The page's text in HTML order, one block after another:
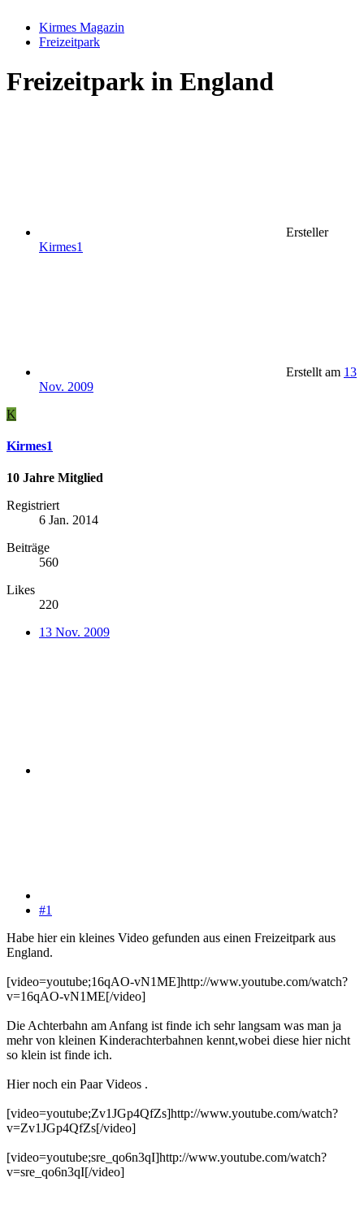
Kirmes Magazin
Freizeitpark
Freizeitpark in England
Ersteller
Kirmes1
Erstellt am 13
Nov. 2009
K
Kirmes1
10 Jahre Mitglied
Registriert
6 Jan. 2014
Beiträge
560
Likes
220
13 Nov. 2009
#1
Habe hier ein kleines Video gefunden aus einen Freizeitpark aus
England.
[video=youtube;16qAO-vN1ME]http://www.youtube.com/watch?
v=16qAO-vN1ME[/video]
Die Achterbahn am Anfang ist finde ich sehr langsam was man ja
mehr von kleinen Kinderachterbahnen kennt,wobei diese hier nicht
so klein ist finde ich.
Hier noch ein Paar Videos .
[video=youtube;Zv1JGp4QfZs]http://www.youtube.com/watch?
v=Zv1JGp4QfZs[/video]
[video=youtube;sre_qo6n3qI]http://www.youtube.com/watch?
v=sre_qo6n3qI[/video]